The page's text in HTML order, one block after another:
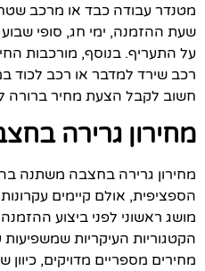
מטנדר עבודה כבד או מרכב
שעת ההזמנה, ימי חג, סופי
על התעריף. בנוסף, מורכבות
רכב שירד למדבר או רכב לכוד
חשוב לקבל הצעת מחיר ברורה
מחירון גרירה
מחירון גרירה בחצבה משתנה
הספציפית, אולם קיימים
מושג ראשוני לפני ביצוע
הקטגוריות העיקריות
מחירים מספריים מדויקים,